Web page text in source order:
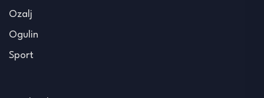
Ozalj
Ogulin
Sport